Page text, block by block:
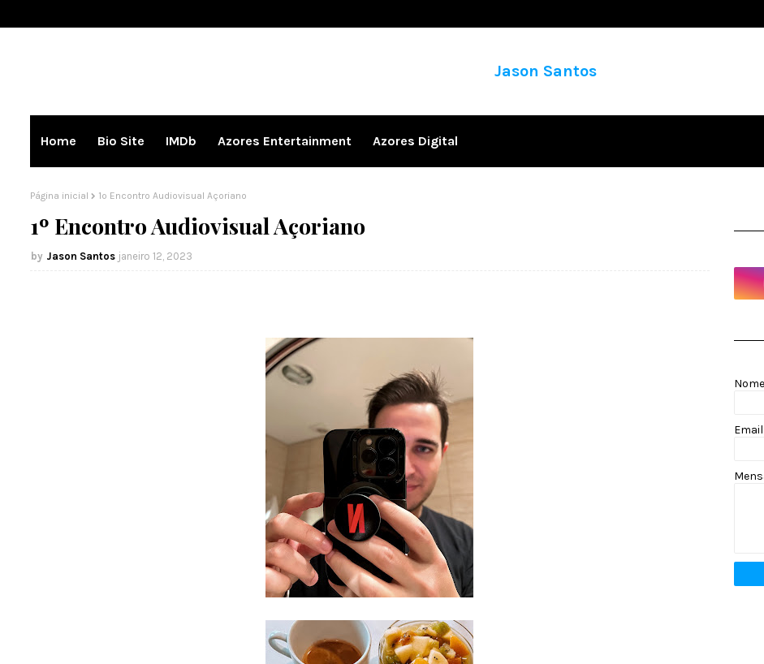
Jason Santos
Home Bio Site IMDb Azores Entertainment Azores Digital
Página inicial 1º Encontro Audiovisual Açoriano
1º Encontro Audiovisual Açoriano
Jason Santos janeiro 12, 2023
Nome
Email